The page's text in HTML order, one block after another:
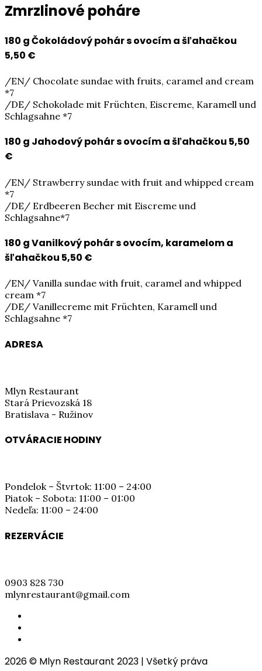
Zmrzlinové poháre
180 g Čokoládový pohár s ovocím a šľahačkou
5,50 €
/EN/ Chocolate sundae with fruits, caramel and cream
*7
/DE/ Schokolade mit Früchten, Eiscreme, Karamell und
Schlagsahne *7
180 g Jahodový pohár s ovocím a šľahačkou 5,50
€
/EN/ Strawberry sundae with fruit and whipped cream
*7
/DE/ Erdbeeren Becher mit Eiscreme und
Schlagsahne*7
180 g Vanilkový pohár s ovocím, karamelom a
šľahačkou 5,50 €
/EN/ Vanilla sundae with fruit, caramel and whipped
cream *7
/DE/ Vanillecreme mit Früchten, Karamell und
Schlagsahne *7
ADRESA
Mlyn Restaurant
Stará Prievozská 18
Bratislava - Ružinov
OTVÁRACIE HODINY
Pondelok – Štvrtok: 11:00 – 24:00
Piatok – Sobota: 11:00 – 01:00
Nedeľa: 11:00 – 24:00
REZERVÁCIE
0903 828 730
mlynrestaurant@gmail.com
2026© Mlyn Restaurant 2023 | Všetký práva